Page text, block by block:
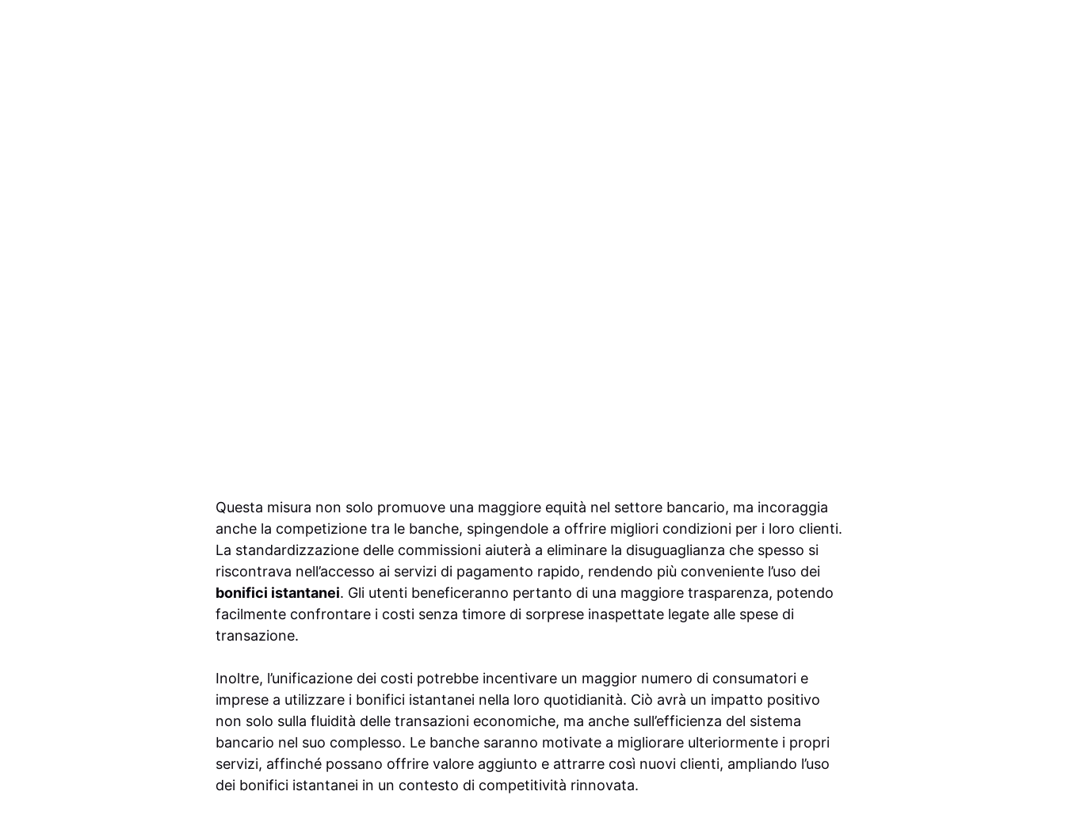
Questa misura non solo promuove una maggiore equità nel settore bancario, ma incoraggia
anche la competizione tra le banche, spingendole a offrire migliori condizioni per i loro clienti.
La standardizzazione delle commissioni aiuterà a eliminare la disuguaglianza che spesso si
riscontrava nell’accesso ai servizi di pagamento rapido, rendendo più conveniente l’uso dei
bonifici istantanei. Gli utenti beneficeranno pertanto di una maggiore trasparenza, potendo
facilmente confrontare i costi senza timore di sorprese inaspettate legate alle spese di
transazione.
Inoltre, l’unificazione dei costi potrebbe incentivare un maggior numero di consumatori e
imprese a utilizzare i bonifici istantanei nella loro quotidianità. Ciò avrà un impatto positivo
non solo sulla fluidità delle transazioni economiche, ma anche sull’efficienza del sistema
bancario nel suo complesso. Le banche saranno motivate a migliorare ulteriormente i propri
servizi, affinché possano offrire valore aggiunto e attrarre così nuovi clienti, ampliando l’uso
dei bonifici istantanei in un contesto di competitività rinnovata.